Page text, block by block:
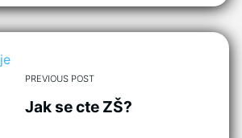
PREVIOUS POST
Jak se cte ZŠ?